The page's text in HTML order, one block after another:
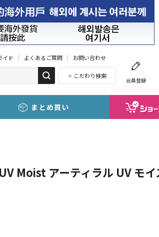
イド よくあるご質問 お問い合わせ
こだわり検索
会員登録
まとめ買い
Moist アーティラル UV モ